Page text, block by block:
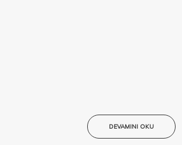
DEVAMINI OKU